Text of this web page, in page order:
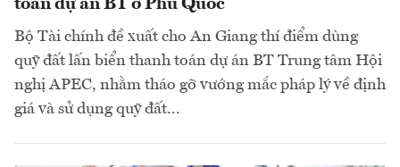
toán dự án BT ở Phú Quốc
Bộ Tài chính đề xuất cho An Giang thí điểm dùng
quỹ đất lấn biển thanh toán dự án BT Trung tâm Hội
nghị APEC, nhằm tháo gỡ vướng mắc pháp lý về định
giá và sử dụng quỹ đất...